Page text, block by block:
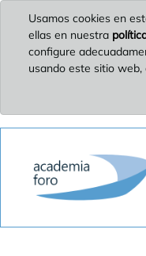
Usamos cookies en
ellas en nuestra
configure
usando este sitio